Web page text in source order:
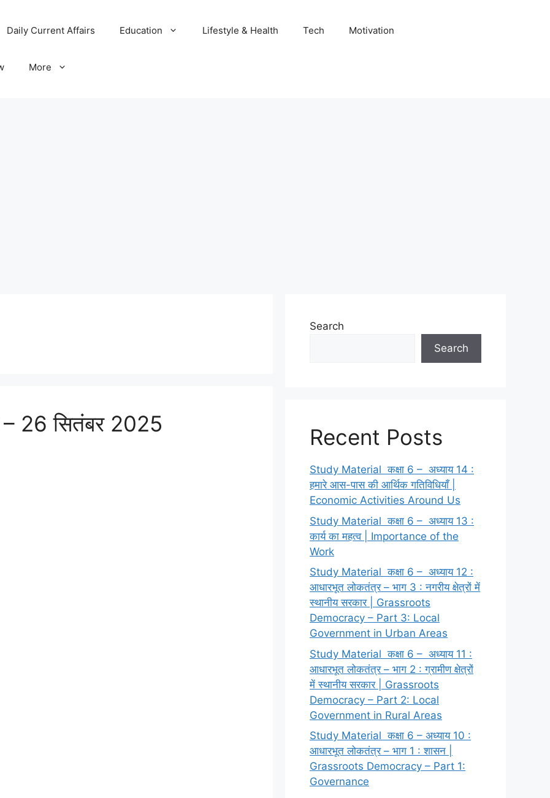
Daily Current Affairs Education Lifestyle & Health Tech Motivation
More
26 सितंबर 2025
Search
Search
Recent Posts
Study Material कक्षा 6 – अध्याय 14 :
हमारे आस-पास की आर्थिक गतिविधियाँ |
Economic Activities Around Us
Study Material कक्षा 6 – अध्याय 13 :
कार्य का महत्व | Importance of the
Work
Study Material कक्षा 6 – अध्याय 12 :
आधारभूत लोकतंत्र – भाग 3 : नगरीय क्षेत्रों में
स्थानीय सरकार | Grassroots
Democracy – Part 3: Local
Government in Urban Areas
Study Material कक्षा 6 – अध्याय 11 :
आधारभूत लोकतंत्र – भाग 2 : ग्रामीण क्षेत्रों
में स्थानीय सरकार | Grassroots
Democracy – Part 2: Local
Government in Rural Areas
Study Material कक्षा 6 – अध्याय 10 :
आधारभूत लोकतंत्र – भाग 1 : शासन |
Grassroots Democracy – Part 1:
Governance